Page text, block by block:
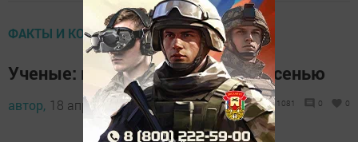
ФАКТЫ И КОММЕНТАРИИ
Ученые: конец света наступит осенью
автор, 18 апреля 2017 - 17:21 1081 0 0